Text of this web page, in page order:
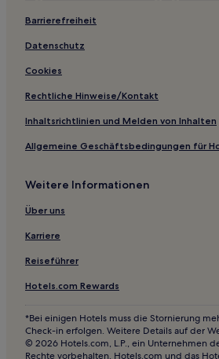
Günstige in China
Familien in China
Lgbtqia-Freundliche in China
Luxus in China
Hotels mit Pool in China
Hotels mit inbegriffenem Frühstück in
Hotels mit Fitnessbereich in China
Hotels mit Küchenzeile in China
Barrierefreiheit
Datenschutz
Cookies
Rechtliche Hinweise/Kontakt
Inhaltsrichtlinien und Melden von Inhalten
Allgemeine Geschäftsbedingungen für
Weitere Informationen
Über uns
Karriere
Reiseführer
Hotels.com Rewards
*Bei einigen Hotels muss die Stornierung
Check-in erfolgen. Weitere Details auf der
© 2026 Hotels.com, L.P., ein Unternehmen
Rechte vorbehalten. Hotels.com und das